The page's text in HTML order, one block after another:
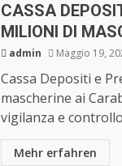
CASSA
MILIONI DI
admin Maggio 19,
Cassa Depositi e
mascherine ai
vigilanza e
Mehr erfahren